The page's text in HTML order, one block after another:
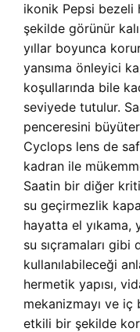
ikonik Pepsi bezeli
şekilde görünür
yıllar boyunca
yansıma önleyici
koşullarında bile
seviyede tutulur.
penceresini
Cyclops lens de
kadran ile
Saatin bir diğer
su geçirmezlik
hayatta el yıkama,
su sıçramaları
kullanılabileceği
hermetik yapısı,
mekanizmayı ve iç
etkili bir şekilde